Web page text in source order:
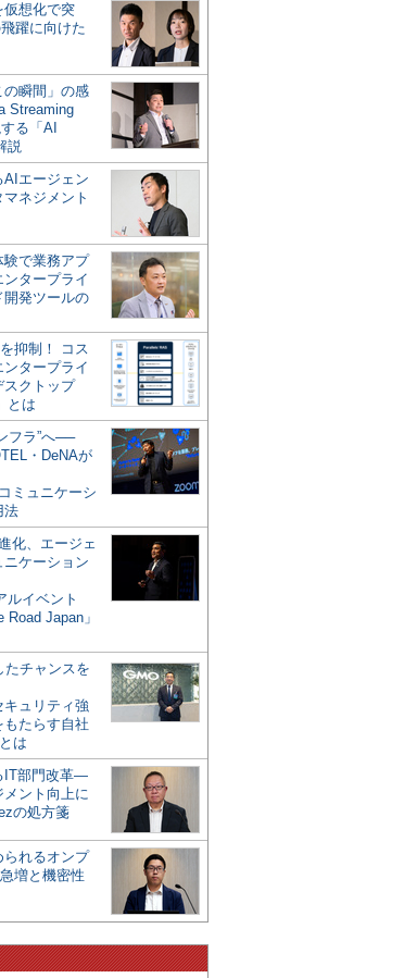
仮想化で突
躍に向けた
瞬間」の感
Streaming
る「AI
説
エージェン
マネジメント
験で業務アプ
ンタープライ
開発ツールの
抑制！ コス
ンタープライ
スクトップ
とは
フラ”へ──
・DeNAが
ミュニケーシ
法
化、エージェ
ケーション
ルイベント
Japan」
たチャンスを
キュリティ強
たらす自社
は
IT部門改革―
ント向上に
の処方箋
れるオンプ
増と機密性